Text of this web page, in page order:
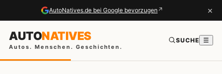
AutoNatives.de bei Google bevorzugen ↗ ×
AUTONATIVES
Autos. Menschen. Geschichten.
SUCHE ☰